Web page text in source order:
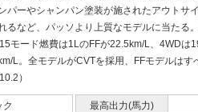
パーやシャンパン塗装が施されたアウトサ
るなど、パッソより上質なモデルに当たる
モード燃費は1LのFFが22.5km/L、4WDは
L。全モデルがCVTを採用、FFモデルはす
）
ク 最高出力(馬力)